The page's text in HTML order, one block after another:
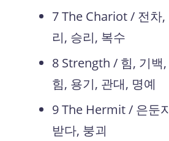
7 The Chariot / 전차,
리, 승리, 복수
8 Strength / 힘, 기백
힘, 용기, 관대, 명예
9 The Hermit / 은둔
받다, 붕괴